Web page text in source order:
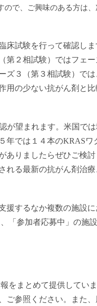
ので、ご興味のある方は
床試験を行って確認しま
第２相試験）ではフェー
３（第３相試験）では
用の少ない抗がん剤と
が望まれます。米国で
年では１４本のKRASワ
ありましたらぜひご検
れる最新の抗がん剤治療
援するなか複数の施設
「参加者応募中」の施
をまとめて提供してい
ご参照ください。また